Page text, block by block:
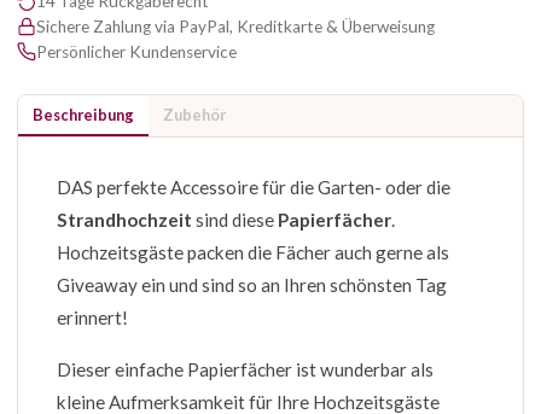
Sichere Zahlung via PayPal, Kreditkarte & Überweisung
Persönlicher Kundenservice
Beschreibung Zubehör
DAS perfekte Accessoire für die Garten- oder die
Strandhochzeit sind diese Papierfächer.
Hochzeitsgäste packen die Fächer auch gerne als
Giveaway ein und sind so an Ihren schönsten Tag
erinnert!
Dieser einfache Papierfächer ist wunderbar als
kleine Aufmerksamkeit für Ihre Hochzeitsgäste